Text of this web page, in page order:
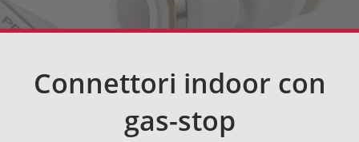
Connettori indoor con
gas-stop